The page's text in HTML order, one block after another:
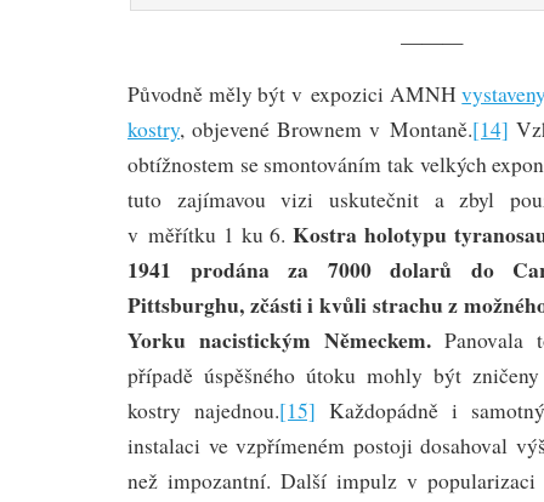
———
Původně měly být v expozici AMNH
kostry, objevené Brownem v Montaně.[14]
obtížnostem se smontováním tak velkých
tuto zajímavou vizi uskutečnit a zbyl
v měřítku 1 ku 6.Kostra holotypu
1941 prodána za 7000 dolarů do
Pittsburghu, zčásti i kvůli strachu z
Yorku nacistickým Německem.
případě úspěšného útoku mohly být
kostry najednou.[15] Každopádně i
instalaci ve vzpřímeném postoji dosahoval
než impozantní. Další impulz v popularizaci